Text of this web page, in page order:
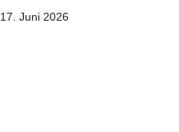
17. Juni 2026